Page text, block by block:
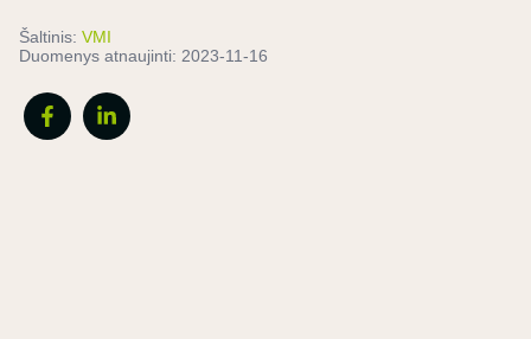
Šaltinis: VMI
Duomenys atnaujinti: 2023-11-16